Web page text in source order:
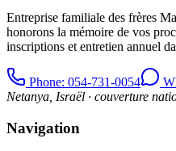
Entreprise familiale des frères
honorons la mémoire de vos
inscriptions et entretien annuel
Phone: 054-731-0054
Netanya, Israël · couverture
Navigation